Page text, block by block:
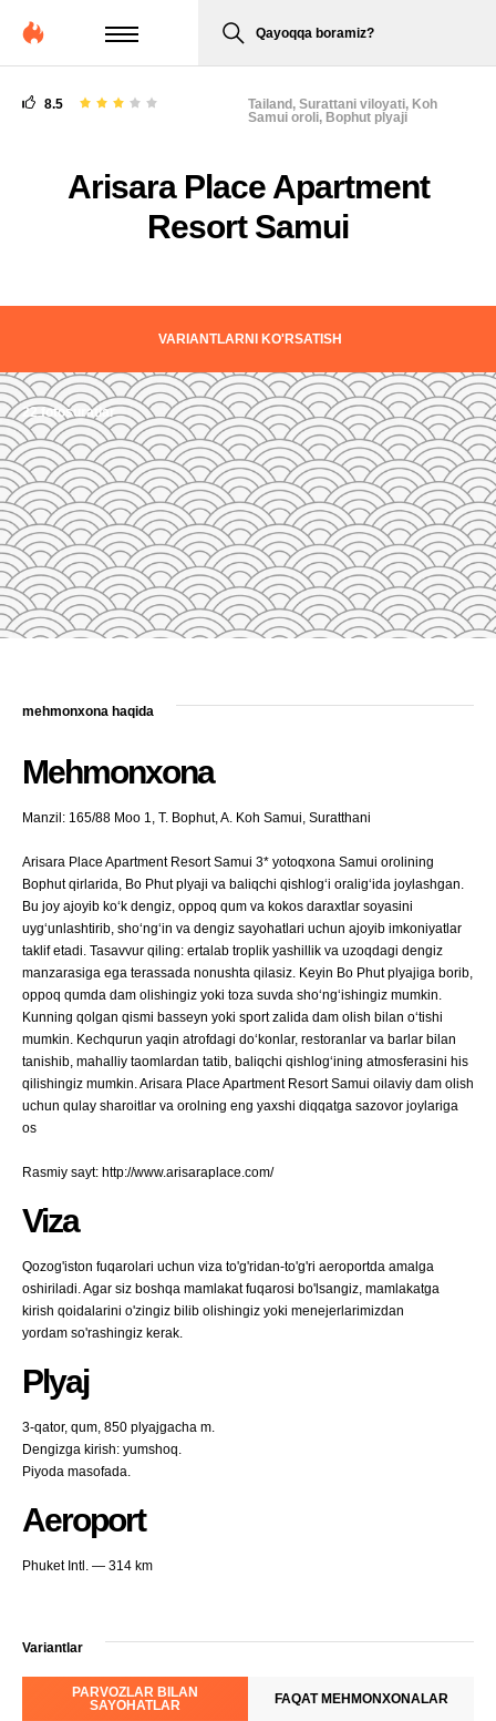
Qayoqqa boramiz?
8.5
Arisara Place Apartment
Resort Samui
Tailand, Surattani viloyati, Koh
Samui oroli, Bophut plyaji
VARIANTLARNI KO'RSATISH
22 fotosuratlar
mehmonxona haqida
Mehmonxona
Manzil: 165/88 Moo 1, T. Bophut, A. Koh Samui, Suratthani
Arisara Place Apartment Resort Samui 3* yotoqxona Samui orolining
Bophut qirlarida, Bo Phut plyaji va baliqchi qishlogʻi oraligʻida joylashgan.
Bu joy ajoyib koʻk dengiz, oppoq qum va kokos daraxtlar soyasini
uygʻunlashtirib, shoʻngʻin va dengiz sayohatlari uchun ajoyib imkoniyatlar
taklif etadi. Tasavvur qiling: ertalab troplik yashillik va uzoqdagi dengiz
manzarasiga ega terassada nonushta qilasiz. Keyin Bo Phut plyajiga borib,
oppoq qumda dam olishingiz yoki toza suvda shoʻngʻishingiz mumkin.
Kunning qolgan qismi basseyn yoki sport zalida dam olish bilan oʻtishi
mumkin. Kechqurun yaqin atrofdagi doʻkonlar, restoranlar va barlar bilan
tanishib, mahalliy taomlardan tatib, baliqchi qishlogʻining atmosferasini his
qilishingiz mumkin. Arisara Place Apartment Resort Samui oilaviy dam olish
uchun qulay sharoitlar va orolning eng yaxshi diqqatga sazovor joylariga
os
Rasmiy sayt: http://www.arisaraplace.com/
Viza
Qozog'iston fuqarolari uchun viza to'g'ridan-to'g'ri aeroportda amalga
oshiriladi. Agar siz boshqa mamlakat fuqarosi bo'lsangiz, mamlakatga
kirish qoidalarini o'zingiz bilib olishingiz yoki menejerlarimizdan
yordam so'rashingiz kerak.
Plyaj
3-qator, qum, 850 plyajgacha m.
Dengizga kirish: yumshoq.
Piyoda masofada.
Aeroport
Phuket Intl. — 314 km
Variantlar
PARVOZLAR BILAN
SAYOHATLAR
FAQAT MEHMONXONALAR